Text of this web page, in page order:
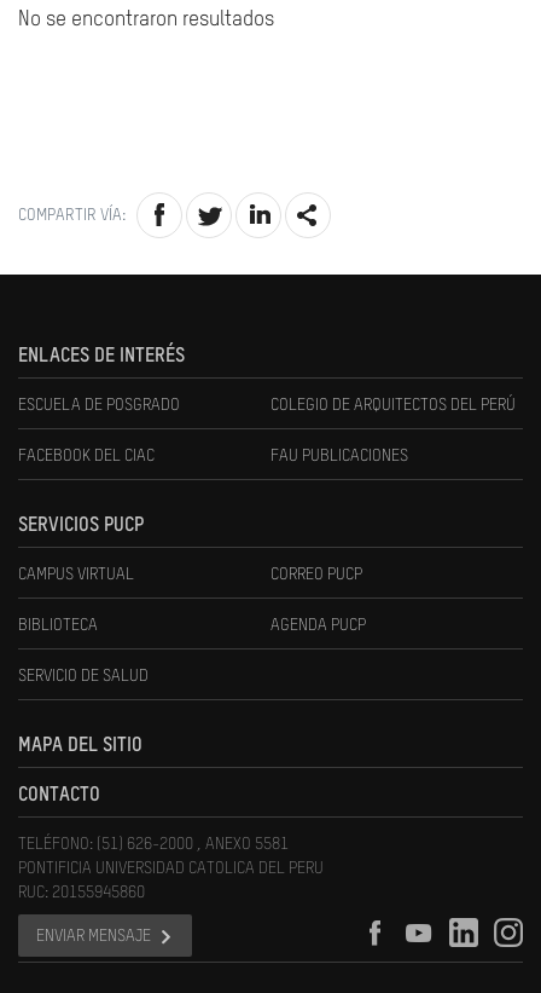
No se encontraron resultados
COMPARTIR VÍA:
ENLACES DE INTERÉS
ESCUELA DE POSGRADO COLEGIO DE ARQUITECTOS DEL PERÚ
FACEBOOK DEL CIAC FAU PUBLICACIONES
SERVICIOS PUCP
CAMPUS VIRTUAL CORREO PUCP
BIBLIOTECA AGENDA PUCP
SERVICIO DE SALUD
MAPA DEL SITIO
CONTACTO
TELÉFONO: (51) 626-2000 , ANEXO 5581
PONTIFICIA UNIVERSIDAD CATOLICA DEL PERU
RUC: 20155945860
ENVIAR MENSAJE